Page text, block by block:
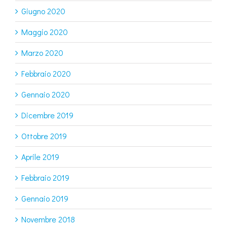
Giugno 2020
Maggio 2020
Marzo 2020
Febbraio 2020
Gennaio 2020
Dicembre 2019
Ottobre 2019
Aprile 2019
Febbraio 2019
Gennaio 2019
Novembre 2018